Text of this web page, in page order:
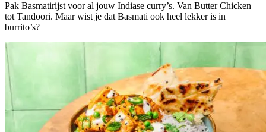
Pak Basmatirijst voor al jouw Indiase curry’s. Van Butter Chicken
tot Tandoori. Maar wist je dat Basmati ook heel lekker is in
burrito’s?